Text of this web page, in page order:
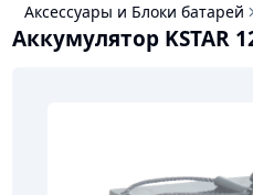
Аксессуары и Блоки батарей
Аккумулятор KSTAR